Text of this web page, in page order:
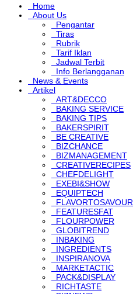
Home
About Us
Pengantar
Tiras
Rubrik
Tarif Iklan
Jadwal Terbit
Info Berlangganan
News & Events
Artikel
ART&DECCO
BAKING SERVICE
BAKING TIPS
BAKERSPIRIT
BE CREATIVE
BIZCHANCE
BIZMANAGEMENT
CREATIVERECIPES
CHEFDELIGHT
EXEBI&SHOW
EQUIPTECH
FLAVORTOSAVOUR
FEATURESFAT
FLOURPOWER
GLOBITREND
INBAKING
INGREDIENTS
INSPIRANOVA
MARKETACTIC
PACK&DISPLAY
RICHTASTE